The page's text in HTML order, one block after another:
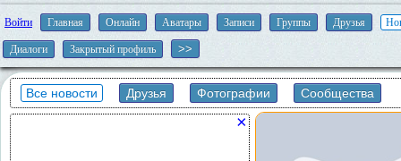
Войти Главная Онлайн Аватары Записи Группы Друзья
Диалоги Закрытый профиль
Все новости Друзья Фотографии Сообщества
×